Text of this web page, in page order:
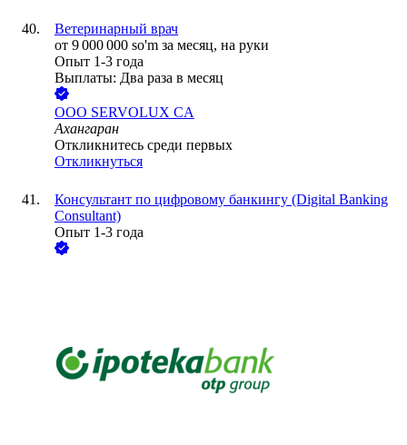
Ветеринарный врач
от 9 000 000 so'm за месяц, на руки
Опыт 1-3 года
Выплаты: Два раза в месяц
ООО SERVOLUX CA
Ахангаран
Откликнитесь среди первых
Откликнуться
Консультант по цифровому банкингу (Digital Banking
Consultant)
Опыт 1-3 года